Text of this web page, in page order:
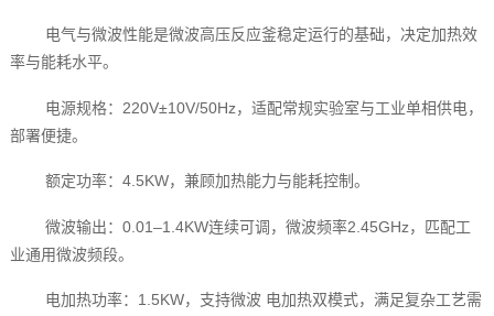
电气与微波性能是微波高压反应釜稳定运行的基础，决定加热效
率与能耗水平。
电源规格：220V±10V/50Hz，适配常规实验室与工业单相供电，
部署便捷。
额定功率：4.5KW，兼顾加热能力与能耗控制。
微波输出：0.01–1.4KW连续可调，微波频率2.45GHz，匹配工
业通用微波频段。
电加热功率：1.5KW，支持微波 电加热双模式，满足复杂工艺需